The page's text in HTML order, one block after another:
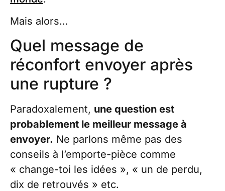
Mais alors…
Quel message de
réconfort envoyer après
une rupture ?
Paradoxalement, une question est
probablement le meilleur message à
envoyer. Ne parlons même pas des
conseils à l’emporte-pièce comme
« change-toi les idées », « un de perdu,
dix de retrouvés » etc.